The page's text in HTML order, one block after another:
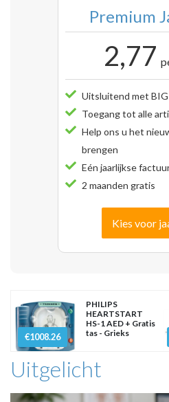
Premium
2,77
Uitsluitend met
Toegang tot alle
Help ons u het
brengen
Eén jaarlijkse
2 maanden gratis
Kies voor
€1008.26
PHILIPS
HEARTSTART
HS-1 AED + Gratis
tas - Grieks
Uitgelicht